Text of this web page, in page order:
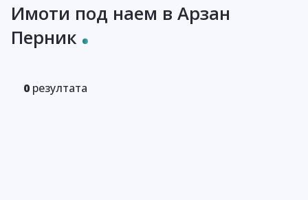
Имоти под наем в Арзан
Перник
0 резултата